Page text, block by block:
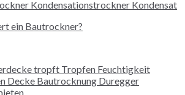
ein Bautrockner?